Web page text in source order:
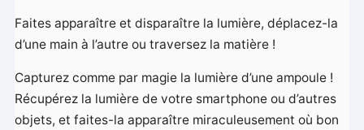
Faites apparaître et disparaître la lumière, déplacez-la
d’une main à l’autre ou traversez la matière !
Capturez comme par magie la lumière d’une ampoule !
Récupérez la lumière de votre smartphone ou d’autres
objets, et faites-la apparaître miraculeusement où bon